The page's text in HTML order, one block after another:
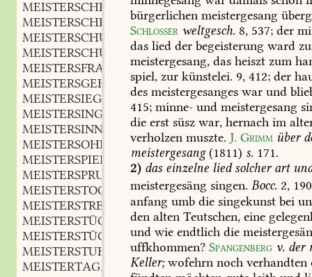
MEISTERSCHREIBER,m.
MEISTERSCHRIFT
f.
MEISTERSCHUSZ
m.
MEISTERSCHÜTZE,m.
MEISTERSFRAU
MEISTERSGEHÜLFE,m.
MEISTERSIEGEL
n.
MEISTERSINGER
m.
MEISTERSINN
MEISTERSOHN
MEISTERSPIEL
MEISTERSPRUCH
m.
MEISTERSTOCHTER,f.
MEISTERSTREICH
,m.
MEISTERSTÜCK
MEISTERSTÜCKLEIN,n.
MEISTERSTUHL
m.
MEISTERTAG,
bürgerlichen meistergesang
Schlosser weltgesch. 8, 537; der
das lied der begeisterung ward
meistergesang, das heiszt zum
spiel, zur künstelei. 9, 412; der
des meistergesanges war und
415; minne- und meistergesang
die erst süsz war, hernach im
verholzen muszte. J. Grimm über
meistergesang (1811) s. 171.
2) das einzelne liedsolcherart
meistergesäng singen. Bocc. 2, 190
anfang umb die singekunst bei
den alten Teutschen, eine
und wie endtlich die
uffkhommen? Spangenberg v. der
Keller;wofehrn noch verhandten